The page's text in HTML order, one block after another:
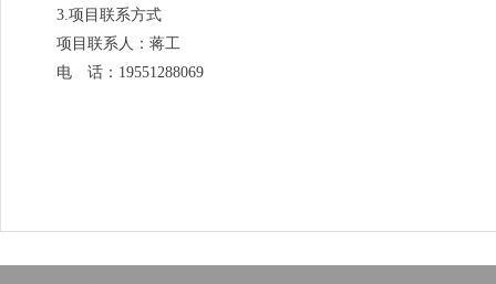
3.项目联系方式
项目联系人：蒋工
电 话：19551288069